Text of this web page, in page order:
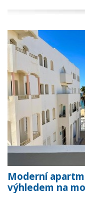
Moderní
výhledem na